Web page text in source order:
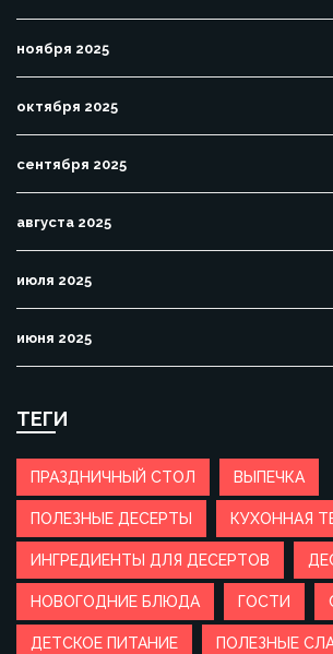
ноября 2025
октября 2025
сентября 2025
августа 2025
июля 2025
июня 2025
ТЕГИ
ПРАЗДНИЧНЫЙ СТОЛ ВЫПЕЧКА
ПОЛЕЗНЫЕ ДЕСЕРТЫ КУХОННАЯ
ИНГРЕДИЕНТЫ ДЛЯ ДЕСЕРТОВ
НОВОГОДНИЕ БЛЮДА ГОСТИ
ДЕТСКОЕ ПИТАНИЕ ПОЛЕЗНЫЕ